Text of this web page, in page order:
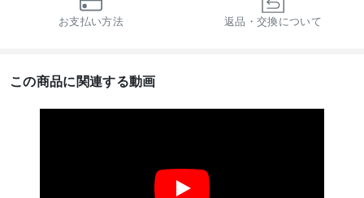
お支払い方法 返品・交換について
この商品に関連する動画